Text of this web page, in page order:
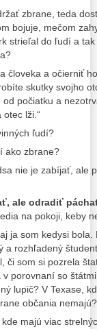
zbrane, teda
bojuje, mečom
strieľal do ľudí a
človeka a očierniť
skutky svojho
počiatku a
lži.“
ľudí?
ako zbrane?
nie je zabíjať, ale
ale odradiť
na pokoji, keby
ja som kedysi
rozhľadený
som si pozrela
porovnaní so
lupič? V Texase,
občania
majú viac